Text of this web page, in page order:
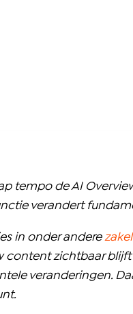
tempo de AI
verandert
in onder andere
content zichtbaar
veranderingen.